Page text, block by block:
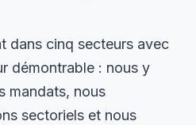
dans cinq secteurs avec
démontrable : nous y
mandats, nous
sectoriels et nous